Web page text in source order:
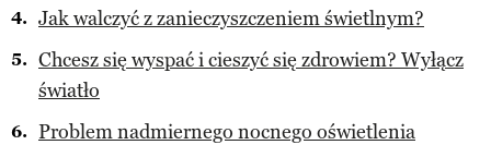
Jak walczyć z zanieczyszczeniem świetlnym?
Chcesz się wyspać i cieszyć się zdrowiem? Wyłącz
światło
Problem nadmiernego nocnego oświetlenia